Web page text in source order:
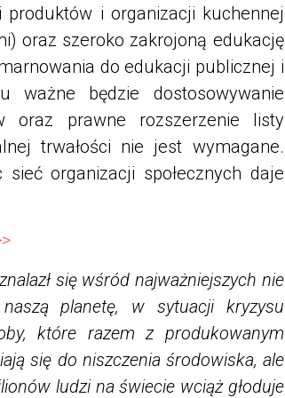
i organizacji kuchennej
oraz szeroko zakrojoną edukację
do edukacji publicznej i
ważne będzie dostosowywanie
oraz prawne rozszerzenie listy
trwałości nie jest wymagane.
organizacji społecznych daje
się wśród najważniejszych nie
planetę, w sytuacji kryzysu
które razem z produkowanym
się do niszczenia środowiska, ale
ludzi na świecie wciąż głoduje